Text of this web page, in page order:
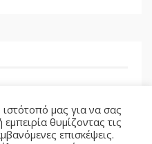
μας για να σας
θυμίζοντας τις
επισκέψεις.